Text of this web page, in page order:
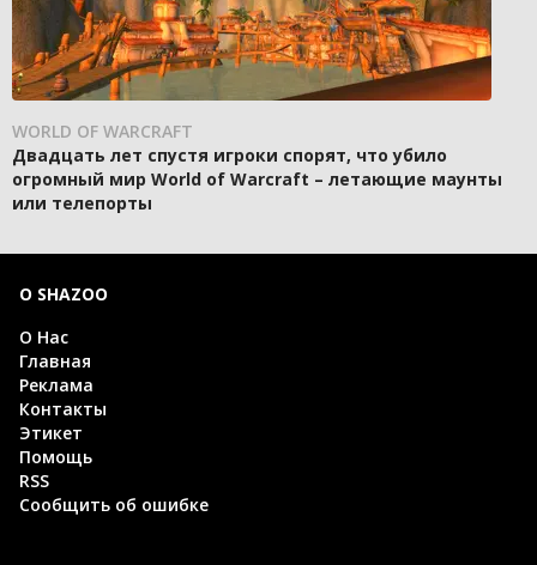
WORLD OF WARCRAFT
Двадцать лет спустя игроки спорят, что убило
огромный мир World of Warcraft – летающие маунты
или телепорты
О SHAZOO
О Нас
Главная
Реклама
Контакты
Этикет
Помощь
RSS
Сообщить об ошибке